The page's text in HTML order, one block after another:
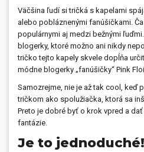
Väčšina ľudí si tričká s kapelami
alebo pobláznenými fanúšičkami.
populárnymi aj medzi bežnými
blogerky, ktoré možno ani nikdy
tričko tejto kapely skvele dopĺňa
módne blogerky „fanúšičky“ Pink
Samozrejme, nie je až tak cool, keď
tričkom ako spolužiačka, ktorá sa
Preto je dobré byť o krok vpred a
fantázie.
Je to jednoduché!